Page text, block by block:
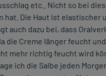
etc.. Nicht so bei
hat. Die Haut ist elastischer
auch dazu bei, dass
die Creme länger feucht
mehr richtig feucht wird
ich die Salbe jeden